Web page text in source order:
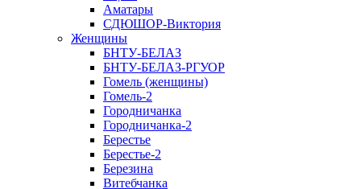
Аматары
СДЮШОР-Виктория
Женщины
БНТУ-БЕЛАЗ
БНТУ-БЕЛАЗ-РГУОР
Гомель (женщины)
Гомель-2
Городничанка
Городничанка-2
Берестье
Берестье-2
Березина
Витебчанка